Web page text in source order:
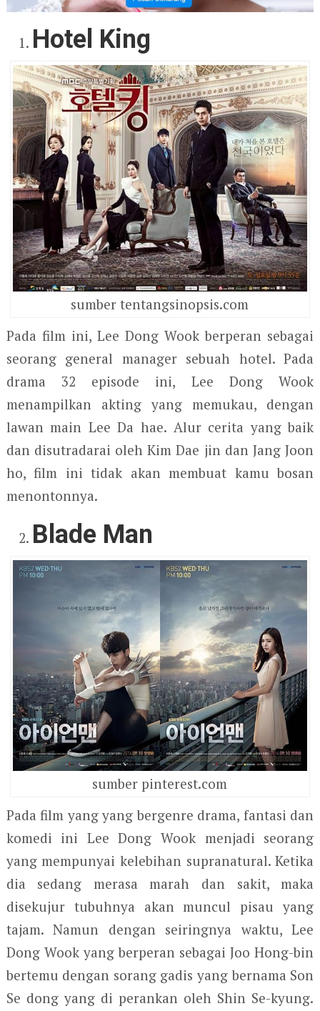
Hotel King
sumber tentangsinopsis.com
Pada film ini, Lee Dong Wook berperan sebagai
seorang general manager sebuah hotel. Pada
drama 32 episode ini, Lee Dong Wook
menampilkan akting yang memukau, dengan
lawan main Lee Da hae. Alur cerita yang baik
dan disutradarai oleh Kim Dae jin dan Jang Joon
ho, film ini tidak akan membuat kamu bosan
menontonnya.
Blade Man
sumber pinterest.com
Pada film yang yang bergenre drama, fantasi dan
komedi ini Lee Dong Wook menjadi seorang
yang mempunyai kelebihan supranatural. Ketika
dia sedang merasa marah dan sakit, maka
disekujur tubuhnya akan muncul pisau yang
tajam. Namun dengan seiringnya waktu, Lee
Dong Wook yang berperan sebagai Joo Hong-bin
bertemu dengan sorang gadis yang bernama Son
Se dong yang di perankan oleh Shin Se-kyung.